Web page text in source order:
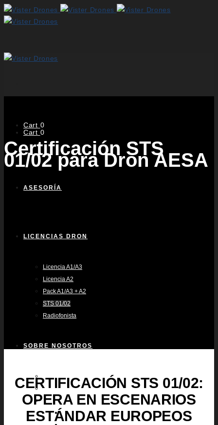
Cart 0
ASESORÍA
LICENCIAS DRON
Licencia A1/A3
Licencia A2
Pack A1/A3 + A2
STS 01/02
Radiofonista
SOBRE NOSOTROS
EQUIPO
NOTICIAS
FLOTA
INSPIRE 2
Cart 0
Certificación STS
01/02 para Dron AESA
CERTIFICACIÓN STS 01/02:
OPERA EN ESCENARIOS
ESTÁNDAR EUROPEOS